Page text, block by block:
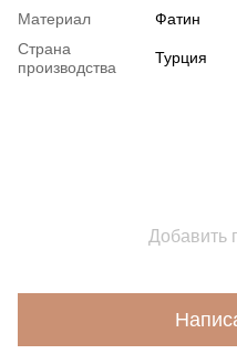
Материал
Фатин
Страна
производства
Турция
Добавить